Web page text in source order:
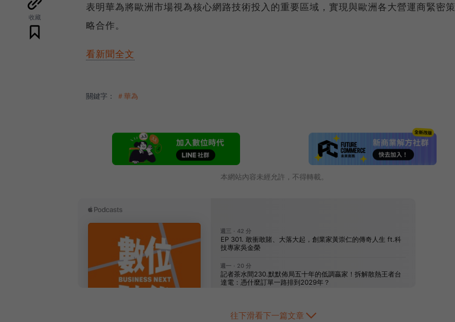
收藏
表明華為將歐洲市場視為核心網路技術投入的重要區域，實現與歐洲各大營運商緊密策
略合作。
看新聞全文
關鍵字： ＃華為
本網站內容未經允許，不得轉載。
往下滑看下一篇文章